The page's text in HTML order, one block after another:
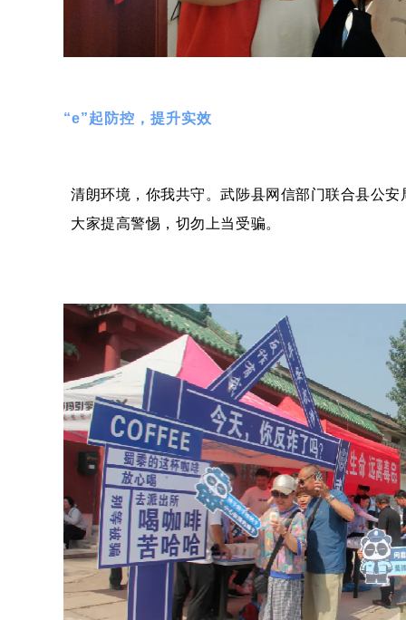
“e”起防控，提升实效
清朗环境，你我共守。武陟县网信部门联合县公
大家提高警惕，切勿上当受骗。